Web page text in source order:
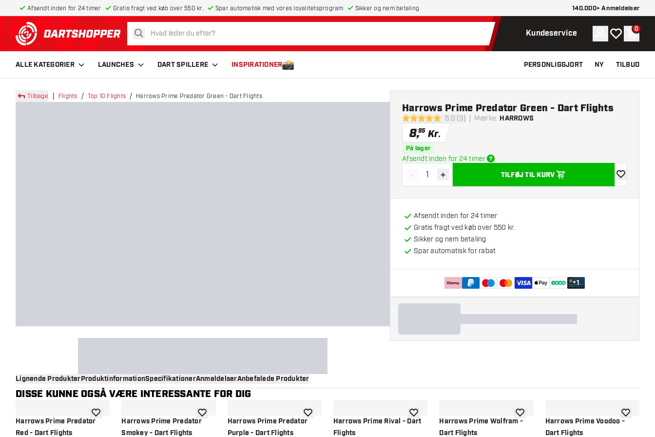
Afsendt inden for 24 timer Gratis fragt ved køb over 550 kr. Spar automatisk med vores loyalitetsprogram Sikker og nem betaling 140.000+ Anmeldelser
tilbage til forsiden
søg Kundeservice Konto
Min 0
ALLE KATEGORIER LAUNCHES DART SPILLERE INSPIRATIONER PERSONLIGGJORT NY TILBUD
Tilbage Flights Top 10 Flights Harrows Prime Predator Green - Dart Flights
5 bedømmelsesstjerner
5.0 (3) Mærke: HARROWS
Harrows Prime Predator Green - Dart Flights
8,95 Kr.
På lager
Afsendt inden for 24 timer
Reducér antal
- Øg antal
+ TILFØJ TIL KURV
tilføje til
Afsendt inden for 24 timer
Gratis fragt ved køb over 550 kr.
Sikker og nem betaling
Spar automatisk for rabat
+1
Lignende ProdukterProduktinformationSpecifikationerAnmeldelserAnbefalede Produkter
DISSE KUNNE OGSÅ VÆRE INTERESSANTE FOR DIG
Harrows Prime Predator
Red - Dart Flights
tilføje til ønskelisteHarrows Prime Predator
Smokey - Dart Flights
tilføje til ønskelisteHarrows Prime Predator
Purple - Dart Flights
tilføje til ønskelisteHarrows Prime Rival - Dart
Flights
tilføje til ønskelisteHarrows Prime Wolfram -
Dart Flights
tilføje til ønskelisteHarrows Prime Voodoo -
Dart Flights
tilføje til